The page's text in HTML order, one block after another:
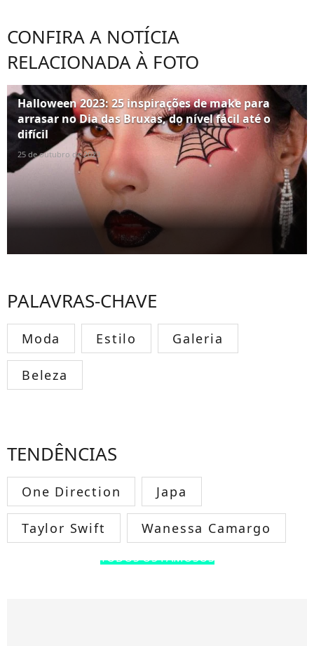
CONFIRA A NOTÍCIA
RELACIONADA À FOTO
Halloween 2023: 25 inspirações de make para
arrasar no Dia das Bruxas, do nível fácil até o
difícil
25 de outubro de 2023
PALAVRAS-CHAVE
Moda Estilo Galeria
Beleza
TENDÊNCIAS
One Direction Japa
Taylor Swift Wanessa Camargo
TODOS OS FAMOSOS